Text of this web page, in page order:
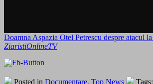
Doamna Aspazia Otel Petrescu despre atacul
ZiaristiOnlineTV
Posted in Documentare, Top News Tags: